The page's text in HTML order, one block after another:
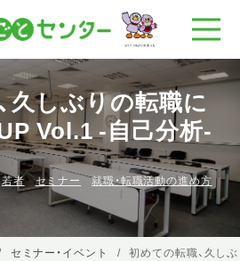
久しぶりの転職に
Vol.1 -自己分析-
若者 セミナー
就職・転職活動の進め方
セミナー・イベント 初めての転職、久し